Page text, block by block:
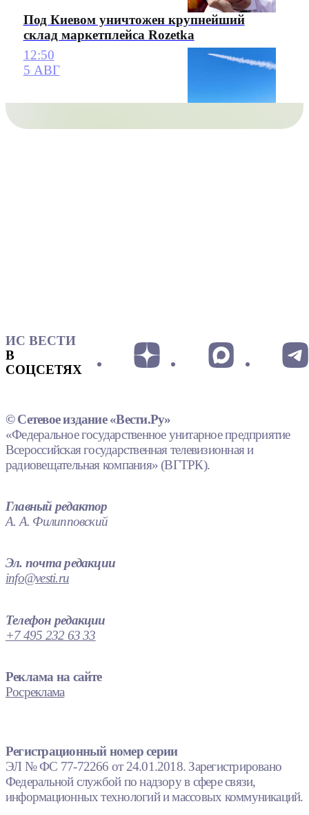
Под Киевом уничтожен крупнейший
склад маркетплейса Rozetka
12:50
5 АВГ
ИС ВЕСТИ
В
СОЦСЕТЯХ
© Сетевое издание «Вести.Ру»
«Федеральное государственное унитарное предприятие
Всероссийская государственная телевизионная и
радиовещательная компания» (ВГТРК).
Главный редактор
А. А. Филипповский
Эл. почта редакции
info@vesti.ru
Телефон редакции
+7 495 232 63 33
Реклама на сайте
Росреклама
Регистрационный номер серии
ЭЛ № ФС 77-72266 от 24.01.2018. Зарегистрировано
Федеральной службой по надзору в сфере связи,
информационных технологий и массовых коммуникаций.